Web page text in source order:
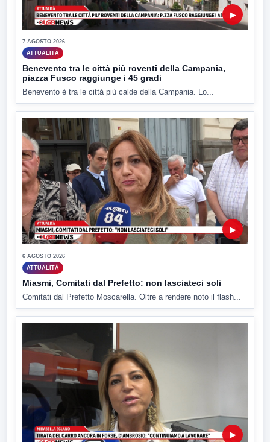
▶
7 AGOSTO 2026
ATTUALITÀ
Benevento tra le città più roventi della Campania,
piazza Fusco raggiunge i 45 gradi
Benevento è tra le città più calde della Campania. Lo...
▶
6 AGOSTO 2026
ATTUALITÀ
Miasmi, Comitati dal Prefetto: non lasciateci soli
Comitati dal Prefetto Moscarella. Oltre a rendere noto il flash...
▶